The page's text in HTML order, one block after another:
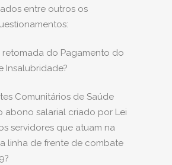
entre outros os
retomada do Pagamento do
Insalubridade?
Comunitários de Saúde
abono salarial criado por Lei
servidores que atuam na
linha de frente de combate